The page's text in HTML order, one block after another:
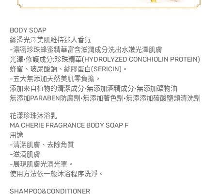
BODY SOAP
絲滑光澤美肌維持迷人香氣
-濃密珍珠蜂蜜精華富含滋潤成分洗出水嫩光澤肌膚
光澤·修護成分:珍珠精華(HYDROLYZED CONCHIOLIN PROTEIN)
蜂蜜、玻尿酸鈉、絲膠蛋白(SERICIN)。
-五大無添加天然美肌零負擔。
添加來自植物的清潔成分·無添加酒精成分·無添加礦物油
無添加PARABEN防腐劑·無添加著色劑·無添添加硫酸鹽類清洗劑
花漾珍珠沐浴乳
MA CHERIE FRAGRANCE BODY SOAP F
用途
-清潔肌膚、去除角質
-滋滴肌膚
-展現肌膚光滴光罩。
使用方法依一般沐浴程序洗淨。
SHAMPOO&CONDITIONER